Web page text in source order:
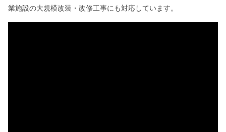
業施設の大規模改装・改修工事にも対応しています。